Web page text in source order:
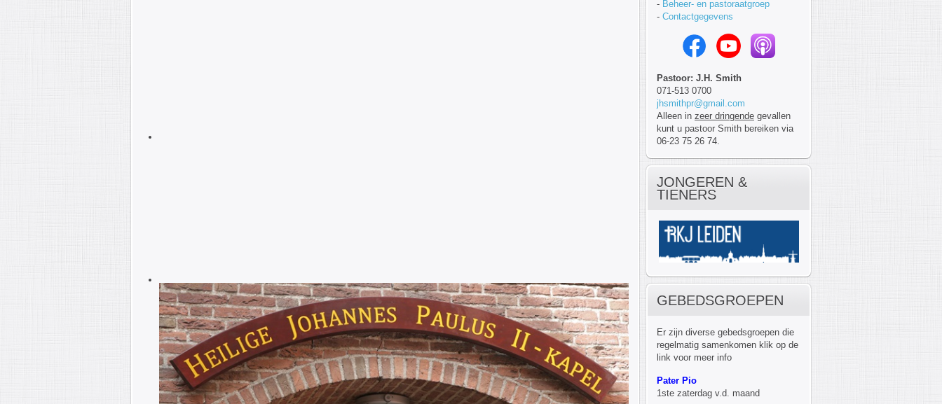
- Beheer- en pastoraatgroep
- Contactgegevens
Pastoor: J.H. Smith
071-513 0700
jhsmithpr@gmail.com
Alleen in zeer dringende gevallen
kunt u pastoor Smith bereiken via
06-23 75 26 74.
JONGEREN &
TIENERS
GEBEDSGROEPEN
Er zijn diverse gebedsgroepen die
regelmatig samenkomen klik op de
link voor meer info
Pater Pio
1ste zaterdag v.d. maand